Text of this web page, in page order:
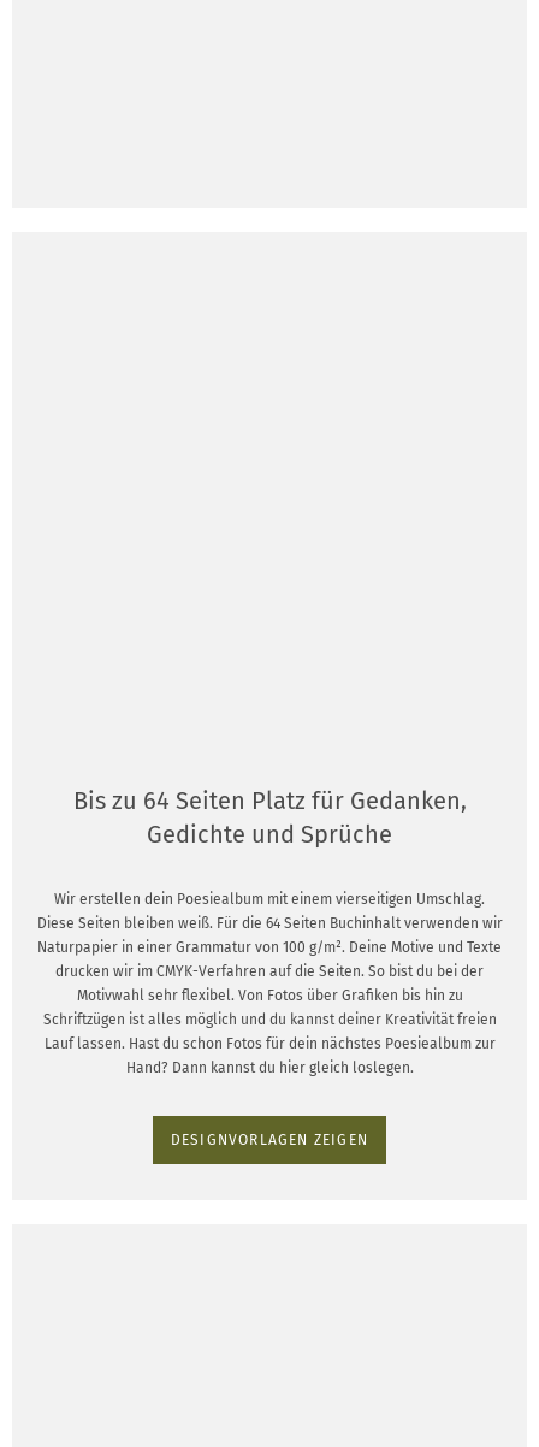
Bis zu 64 Seiten Platz für Gedanken,
Gedichte und Sprüche
Wir erstellen dein Poesiealbum mit einem vierseitigen Umschlag.
Diese Seiten bleiben weiß. Für die 64 Seiten Buchinhalt verwenden wir
Naturpapier in einer Grammatur von 100 g/m². Deine Motive und Texte
drucken wir im CMYK-Verfahren auf die Seiten. So bist du bei der
Motivwahl sehr flexibel. Von Fotos über Grafiken bis hin zu
Schriftzügen ist alles möglich und du kannst deiner Kreativität freien
Lauf lassen. Hast du schon Fotos für dein nächstes Poesiealbum zur
Hand? Dann kannst du hier gleich loslegen.
DESIGNVORLAGEN ZEIGEN